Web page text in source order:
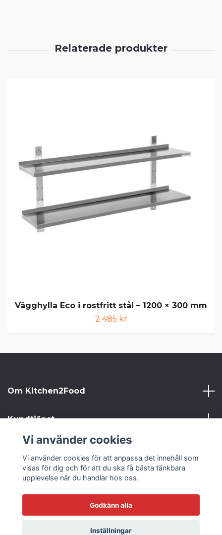
Vägghylla Eco i rostfritt stål – 1200 × 300 mm
2 485 kr
Om Kitchen2Food
Kundtjänst
Sociala medier
© 2026 Kitchen2Food
Vi använder cookies
Vi använder cookies för att anpassa det innehåll som
visas för dig och för att du ska få bästa tänkbara
upplevelse när du handlar hos oss.
Godkänn alla
Inställningar